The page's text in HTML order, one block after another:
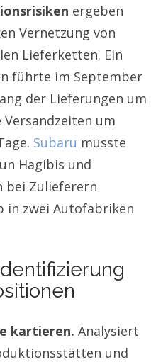
ergeben
Vernetzung von
Lieferketten. Ein
führte im September
der Lieferungen um
um
Subaru musste
Hagibis und
bei Zulieferern
in zwei Autofabriken
kartieren. Analysiert
und